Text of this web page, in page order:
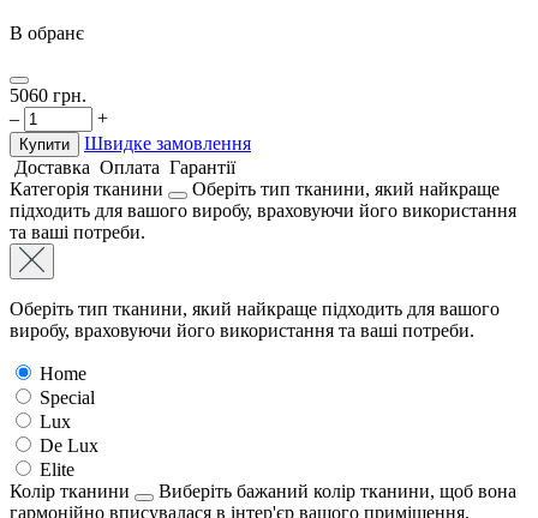
В обранє
5060 грн.
–
+
Купити
Швидке замовлення
Доставка Оплата Гарантії
Категорія тканини
Оберіть тип тканини, який найкраще
підходить для вашого виробу, враховуючи його використання
та ваші потреби.
Оберіть тип тканини, який найкраще підходить для вашого
виробу, враховуючи його використання та ваші потреби.
Home
Special
Lux
De Lux
Elite
Колір тканини
Виберіть бажаний колір тканини, щоб вона
гармонійно вписувалася в інтер'єр вашого приміщення.